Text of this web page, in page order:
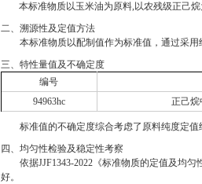
本标准物质以玉米油为原料,以农残级正⼰
二、溯源性及定值方法
本标准物质以配制值作为标准值，通过采
三、特性量值及不确定度
编号
94963hc
正己烷
标准值的不确定度综合考虑了原料纯度定
四、均匀性检验及稳定性考察
依据JJF1343-2022《标准物质的定值及均
好。